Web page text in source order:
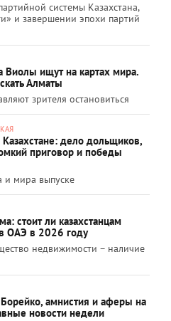
системы Казахстана,
и завершении эпохи партий
Виолы ищут на картах мира.
Алматы
зрителя остановиться
дело дольщиков,
приговор и победы
и мира выпуске
стоит ли казахстанцам
ОАЭ в 2026 году
недвижимости – наличие
амнистия и аферы на
новости недели